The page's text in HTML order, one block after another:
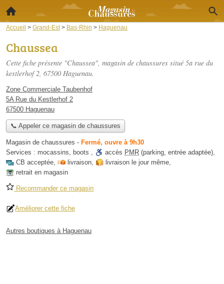
Accueil > Grand-Est > Bas-Rhin > Haguenau
Chaussea
Cette fiche présente "Chaussea", magasin de chaussures situé 5a rue du
kestlerhof 2, 67500 Haguenau.
Zone Commerciale Taubenhof
5A Rue du Kestlerhof 2
67500 Haguenau
📞 Appeler ce magasin de chaussures
Magasin de chaussures - Fermé, ouvre à 9h30
Services : mocassins, boots , accès PMR (parking, entrée adaptée),
CB acceptée, livraison, livraison le jour même,
retrait en magasin
Recommander ce magasin
Améliorer cette fiche
Autres boutiques à Haguenau